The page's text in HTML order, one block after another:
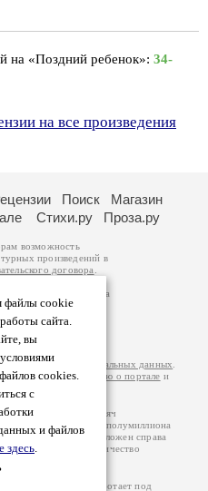
на «Поздний ребенок»: 34-
на все произведения
файлы cookie
сайта.
вы
cookies.
с
и файлов
здесь.
Поиск
Магазин
Стихи.ру Проза.ру
возможность
произведений в
договора
принадлежат авторам
произведений возможна
вы можете
Ответственность за
на
обработки персональных данных
подробнуюинформацию о портале и
– порядка 100 тысяч
более полумиллиона
который расположен справа
по две цифры: количество
2026. Портал работает под